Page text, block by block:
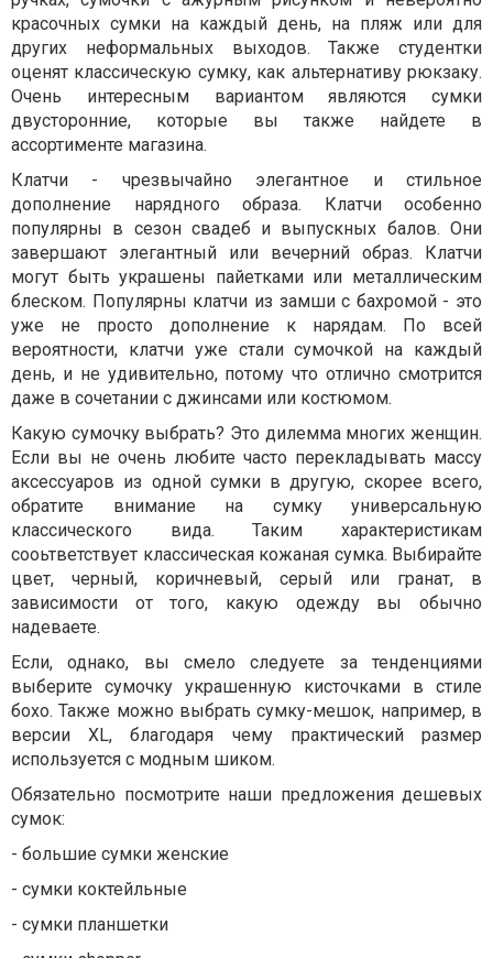
красочных сумки на каждый день, на пляж или для
других неформальных выходов. Также студентки
оценят классическую сумку, как альтернативу рюкзаку.
Очень интересным вариантом являются сумки
двусторонние, которые вы также найдете в
ассортименте магазина.
Клатчи - чрезвычайно элегантное и стильное
дополнение нарядного образа. Клатчи особенно
популярны в сезон свадеб и выпускных балов. Они
завершают элегантный или вечерний образ. Клатчи
могут быть украшены пайетками или металлическим
блеском. Популярны клатчи из замши с бахромой - это
уже не просто дополнение к нарядам. По всей
вероятности, клатчи уже стали сумочкой на каждый
день, и не удивительно, потому что отлично смотрится
даже в сочетании с джинсами или костюмом.
Какую сумочку выбрать? Это дилемма многих женщин.
Если вы не очень любите часто перекладывать массу
аксессуаров из одной сумки в другую, скорее всего,
обратите внимание на сумку универсальную
классического вида. Таким характеристикам
сооьтветствует классическая кожаная сумка. Выбирайте
цвет, черный, коричневый, серый или гранат, в
зависимости от того, какую одежду вы обычно
надеваете.
Если, однако, вы смело следуете за тенденциями
выберите сумочку украшенную кисточками в стиле
бохо. Также можно выбрать сумку-мешок, например, в
версии XL, благодаря чему практический размер
используется с модным шиком.
Обязательно посмотрите наши предложения дешевых
сумок:
- большие сумки женские
- сумки коктейльные
- сумки планшетки